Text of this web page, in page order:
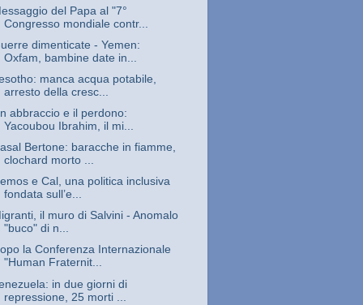
del Papa al "7°
Congresso mondiale contr...
dimenticate - Yemen:
Oxfam, bambine date in...
manca acqua potabile,
arresto della cresc...
abbraccio e il perdono:
Yacoubou Ibrahim, il mi...
Bertone: baracche in fiamme,
clochard morto ...
e Cal, una politica inclusiva
fondata sull’e...
il muro di Salvini - Anomalo
"buco" di n...
la Conferenza Internazionale
"Human Fraternit...
in due giorni di
repressione, 25 morti ...